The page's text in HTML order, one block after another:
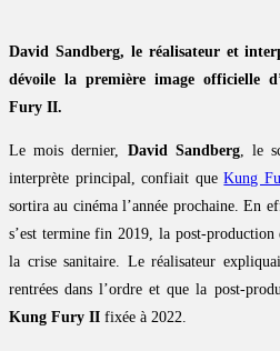
David Sandberg, le réalisateur et
dévoile la première image officielle
Fury II.
Le mois dernier, David Sandberg, le
interprète principal, confiait queKung
sortira au cinéma l’année prochaine. En
s’est termine fin 2019, la post-
la crise sanitaire. Le réalisateur
rentrées dans l’ordre et que la post-
Kung Fury II fixée à 2022.